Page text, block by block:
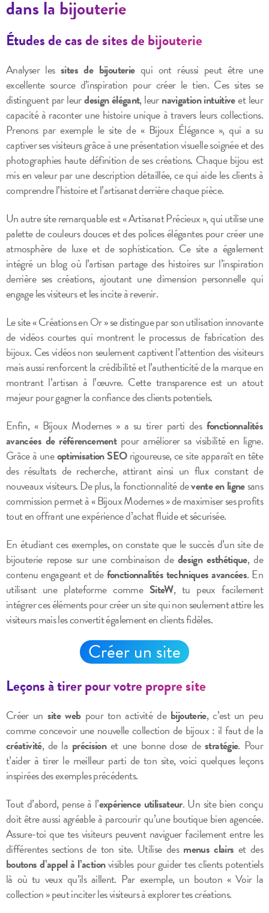
dans la bijouterie
Études de cas de sites de bijouterie
Analyser lessites de bijouteriequi ont réussi peut être une
excellente source d’inspiration pour créer le tien. Ces sites se
distinguent par leurdesign élégant, leurnavigation intuitiveet leur
capacité à raconter une histoire unique à travers leurs collections.
Prenons par exemple le site de « Bijoux Élégance », qui a su
captiver ses visiteurs grâce à une présentation visuelle soignée et des
photographies haute définition de ses créations. Chaque bijou est
mis en valeur par une description détaillée, ce qui aide les clients à
comprendre l’histoire et l’artisanat derrière chaque pièce.
Un autre site remarquable est « Artisanat Précieux », qui utilise une
palette de couleurs douces et des polices élégantes pour créer une
atmosphère de luxe et de sophistication. Ce site a également
intégré un blog où l’artisan partage des histoires sur l’inspiration
derrière ses créations, ajoutant une dimension personnelle qui
engage les visiteurs et les incite à revenir.
Le site « Créations en Or » se distingue par son utilisation innovante
de vidéos courtes qui montrent le processus de fabrication des
bijoux. Ces vidéos non seulement captivent l’attention des visiteurs
mais aussi renforcent la crédibilité et l’authenticité de la marque en
montrant l’artisan à l’œuvre. Cette transparence est un atout
majeur pour gagner la confiance des clients potentiels.
Enfin, « Bijoux Modernes » a su tirer parti des fonctionnalités
avancées de référencementpour améliorer sa visibilité en ligne.
Grâce à uneoptimisation SEOrigoureuse, ce site apparaît en tête
des résultats de recherche, attirant ainsi un flux constant de
nouveaux visiteurs. De plus, la fonctionnalité devente en lignesans
commission permet à « Bijoux Modernes » de maximiser ses profits
tout en offrant une expérience d’achat fluide et sécurisée.
En étudiant ces exemples, on constate que le succès d’un site de
bijouterie repose sur une combinaison dedesign esthétique, de
contenu engageant et defonctionnalités techniques avancées. En
utilisant une plateforme comme SiteW, tu peux facilement
intégrer ces éléments pour créer un site qui non seulement attire les
visiteurs mais les convertit également en clients fidèles.
Créer un site
Leçons à tirer pour votre propre site
Créer un site webpour ton activité de bijouterie, c’est un peu
comme concevoir une nouvelle collection de bijoux : il faut de la
créativité, de la précisionet une bonne dose destratégie. Pour
t’aider à tirer le meilleur parti de ton site, voici quelques leçons
inspirées des exemples précédents.
Tout d’abord, pense à l’expérience utilisateur. Un site bien conçu
doit être aussi agréable à parcourir qu’une boutique bien agencée.
Assure-toi que tes visiteurs peuvent naviguer facilement entre les
différentes sections de ton site. Utilise des menus clairs et des
boutons d’appel à l’actionvisibles pour guider tes clients potentiels
là où tu veux qu’ils aillent. Par exemple, un bouton « Voir la
collection » peut inciter les visiteurs à explorer tes créations.